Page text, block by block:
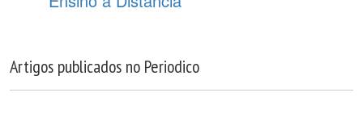
Artigos publicados no Periodico